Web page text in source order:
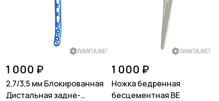
1 000 ₽
2,7/3,5 мм Блокированная
Дистальная задне-
1 000 ₽
Ножка бедренная
бесцементная BE